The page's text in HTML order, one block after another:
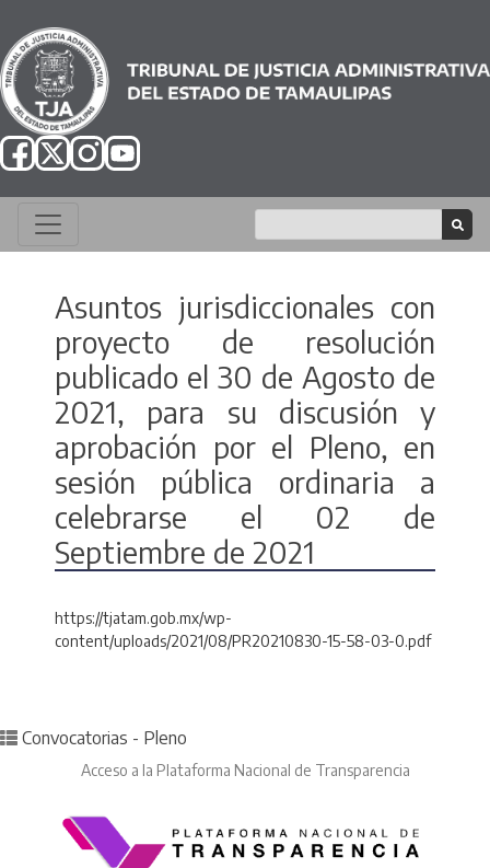
Asuntos jurisdiccionales con
proyecto de resolución
publicado el 30 de Agosto de
2021, para su discusión y
aprobación por el Pleno, en
sesión pública ordinaria a
celebrarse el 02 de
Septiembre de 2021
https://tjatam.gob.mx/wp-
content/uploads/2021/08/PR20210830-15-58-03-0.pdf
Posted in
Convocatorias - Pleno
Acceso a la Plataforma Nacional de Transparencia